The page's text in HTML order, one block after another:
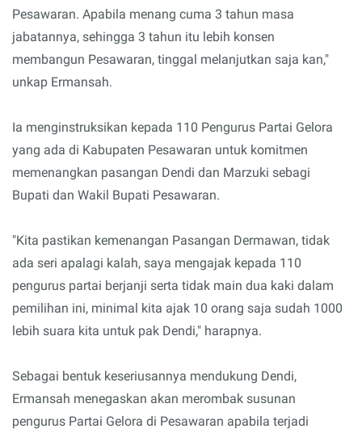
Pesawaran. Apabila menang cuma 3 tahun masa
jabatannya, sehingga 3 tahun itu lebih konsen
membangun Pesawaran, tinggal melanjutkan saja kan,"
unkap Ermansah.
Ia menginstruksikan kepada 110 Pengurus Partai Gelora
yang ada di Kabupaten Pesawaran untuk komitmen
memenangkan pasangan Dendi dan Marzuki sebagi
Bupati dan Wakil Bupati Pesawaran.
"Kita pastikan kemenangan Pasangan Dermawan, tidak
ada seri apalagi kalah, saya mengajak kepada 110
pengurus partai berjanji serta tidak main dua kaki dalam
pemilihan ini, minimal kita ajak 10 orang saja sudah 1000
lebih suara kita untuk pak Dendi," harapnya.
Sebagai bentuk keseriusannya mendukung Dendi,
Ermansah menegaskan akan merombak susunan
pengurus Partai Gelora di Pesawaran apabila terjadi